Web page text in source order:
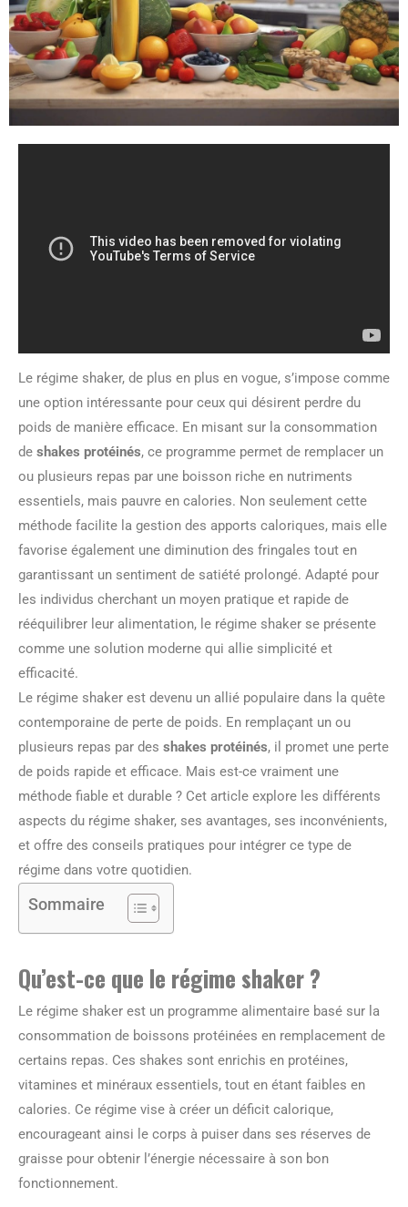
Le régime shaker, de plus en plus en vogue, s’impose comme
une option intéressante pour ceux qui désirent perdre du
poids de manière efficace. En misant sur la consommation
de shakes protéinés, ce programme permet de remplacer un
ou plusieurs repas par une boisson riche en nutriments
essentiels, mais pauvre en calories. Non seulement cette
méthode facilite la gestion des apports caloriques, mais elle
favorise également une diminution des fringales tout en
garantissant un sentiment de satiété prolongé. Adapté pour
les individus cherchant un moyen pratique et rapide de
rééquilibrer leur alimentation, le régime shaker se présente
comme une solution moderne qui allie simplicité et
efficacité.
Le régime shaker est devenu un allié populaire dans la quête
contemporaine de perte de poids. En remplaçant un ou
plusieurs repas par des shakes protéinés, il promet une perte
de poids rapide et efficace. Mais est-ce vraiment une
méthode fiable et durable ? Cet article explore les différents
aspects du régime shaker, ses avantages, ses inconvénients,
et offre des conseils pratiques pour intégrer ce type de
régime dans votre quotidien.
Sommaire
Qu’est-ce que le régime shaker ?
Le régime shaker est un programme alimentaire basé sur la
consommation de boissons protéinées en remplacement de
certains repas. Ces shakes sont enrichis en protéines,
vitamines et minéraux essentiels, tout en étant faibles en
calories. Ce régime vise à créer un déficit calorique,
encourageant ainsi le corps à puiser dans ses réserves de
graisse pour obtenir l’énergie nécessaire à son bon
fonctionnement.